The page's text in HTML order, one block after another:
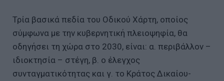
Τρία βασικά πεδία του Οδικού Χάρτη, οποίος
σύμφωνα με την κυβερνητική πλειοψηφία, θα
οδηγήσει τη χώρα στο 2030, είναι: α. περιβάλλον –
ιδιοκτησία – στέγη, β. ο έλεγχος
συνταγματικότητας και γ. το Κράτος Δικαίου-